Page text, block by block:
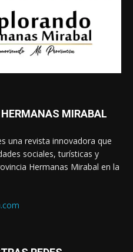
HERMANAS MIRABAL
una revista innovadora que
sociales, turísticas y
Hermanas Mirabal en la